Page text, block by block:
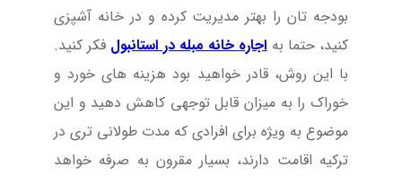
بودجه تان را بهتر مدیریت کرده و در خانه آشپزی
کنید، حتما بهاجاره خانه مبله در استانبول فکر کنید.
با این روش، قادر خواهید بود هزینه های خورد و
خوراک را به میزان قابل توجهی کاهش دهید و این
موضوع به ویژه برای افرادی که مدت طولانی ‌تری در
ترکیه اقامت دارند، بسیار مقرون به صرفه خواهد